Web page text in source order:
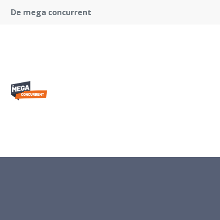
De mega concurrent